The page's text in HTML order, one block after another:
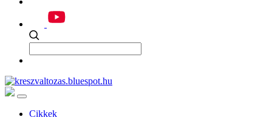
Cikkek